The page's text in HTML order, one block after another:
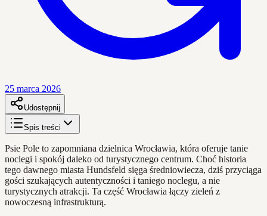
25 marca 2026
Udostępnij
Spis treści
Psie Pole to zapomniana dzielnica Wrocławia, która oferuje tanie
noclegi i spokój daleko od turystycznego centrum. Choć historia
tego dawnego miasta Hundsfeld sięga średniowiecza, dziś przyciąga
gości szukających autentyczności i taniego noclegu, a nie
turystycznych atrakcji. Ta część Wrocławia łączy zieleń z
nowoczesną infrastrukturą.